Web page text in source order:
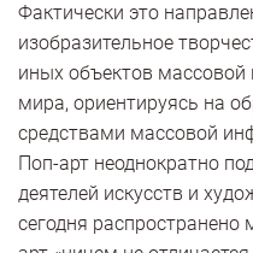
Фактически это
изобразительное
иных объектов массовой
мира, ориентируясь на
средствами массовой
Поп-арт неоднократно
деятелей искусств и
сегодня распространено